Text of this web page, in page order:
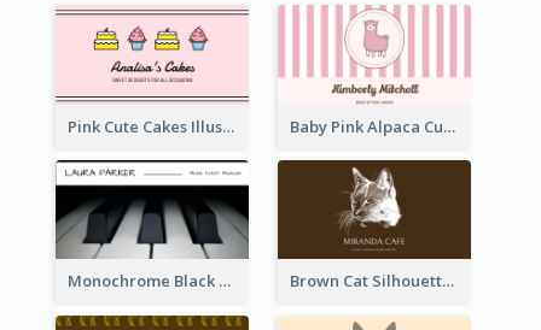
Pink Cute Cakes Illustration Cake Shop Business Card Baby Pink Alpaca Cute Illustration Business Card
Monochrome Black Piano Music Business Card Brown Cat Silhouette Cafe Business Card